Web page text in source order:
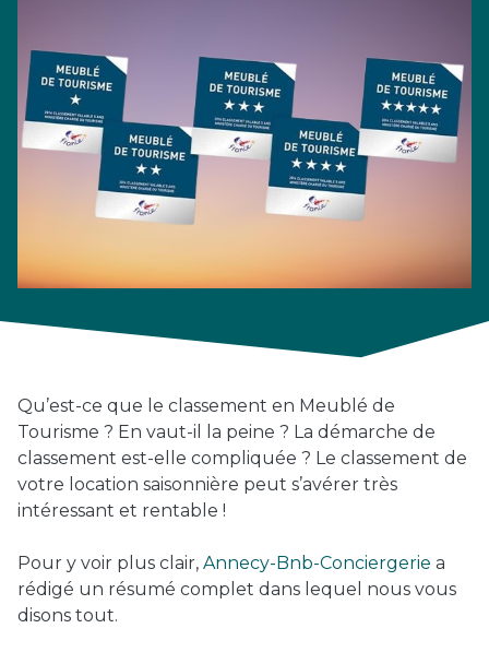
Qu’est-ce que le classement en Meublé de
Tourisme ? En vaut-il la peine ? La démarche de
classement est-elle compliquée ? Le classement de
votre location saisonnière peut s’avérer très
intéressant et rentable !
Pour y voir plus clair, Annecy-Bnb-Conciergerie a
rédigé un résumé complet dans lequel nous vous
disons tout.